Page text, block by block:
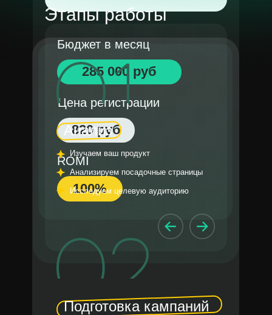
285 000 руб
Бюджет в месяц
820 руб
Цена регистрации
100%
ROMI
Подготовка кампаний
Изучаем ваш продукт
Анализируем посадочные страницы
Исследуем целевую аудиторию
Анализ
Этапы работы